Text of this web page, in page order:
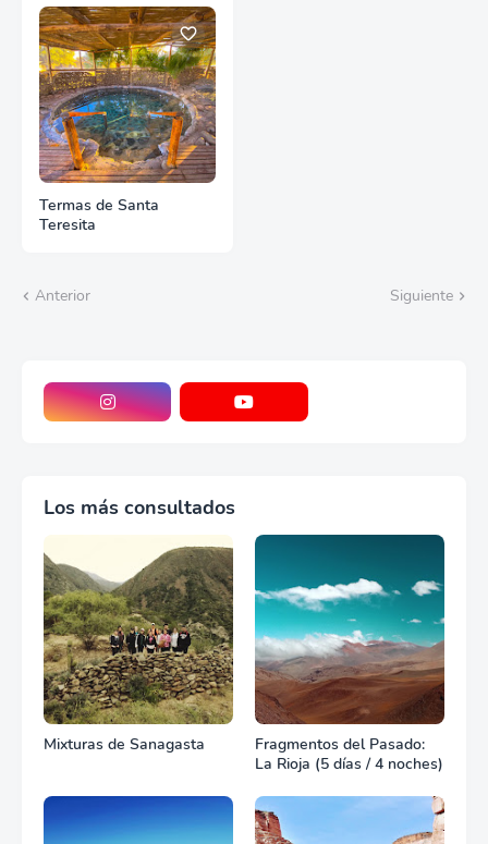
Termas de Santa
Teresita
Anterior Siguiente
Los más consultados
Mixturas de Sanagasta
Fragmentos del Pasado:
La Rioja (5 días / 4 noches)